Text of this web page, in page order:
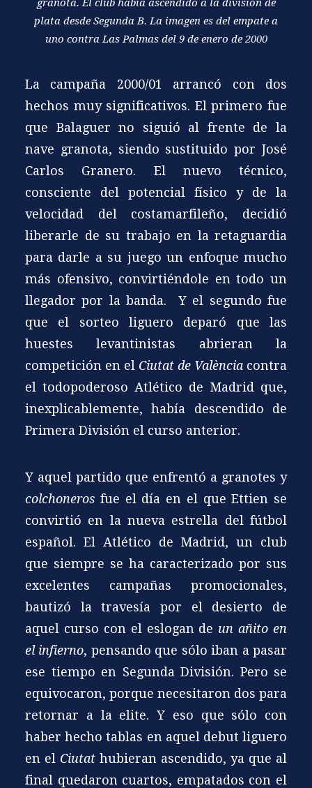
granota. El club había ascendido a la división de
plata desde Segunda B. La imagen es del empate a
uno contra Las Palmas del 9 de enero de 2000
La campaña 2000/01 arrancó con dos
hechos muy significativos. El primero fue
que Balaguer no siguió al frente de la
nave granota, siendo sustituido por José
Carlos Granero. El nuevo técnico,
consciente del potencial físico y de la
velocidad del costamarfileño, decidió
liberarle de su trabajo en la retaguardia
para darle a su juego un enfoque mucho
más ofensivo, convirtiéndole en todo un
llegador por la banda. Y el segundo fue
que el sorteo liguero deparó que las
huestes levantinistas abrieran la
competición en el Ciutat de València contra
el todopoderoso Atlético de Madrid que,
inexplicablemente, había descendido de
Primera División el curso anterior.
Y aquel partido que enfrentó a granotes y
colchoneros fue el día en el que Ettien se
convirtió en la nueva estrella del fútbol
español. El Atlético de Madrid, un club
que siempre se ha caracterizado por sus
excelentes campañas promocionales,
bautizó la travesía por el desierto de
aquel curso con el eslogan de un añito en
el infierno, pensando que sólo iban a pasar
ese tiempo en Segunda División. Pero se
equivocaron, porque necesitaron dos para
retornar a la elite. Y eso que sólo con
haber hecho tablas en aquel debut liguero
en el Ciutat hubieran ascendido, ya que al
final quedaron cuartos, empatados con el